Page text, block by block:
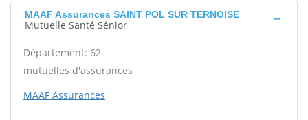
MAAF Assurances SAINT POL SUR TERNOISE
Mutuelle Santé Sénior
Département: 62
mutuelles d'assurances
MAAF Assurances